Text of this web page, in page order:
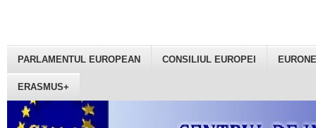
PARLAMENTUL EUROPEAN CONSILIUL EUROPEI
ERASMUS+